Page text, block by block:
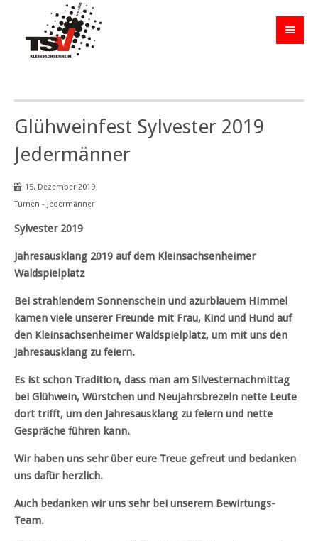
Glühweinfest Sylvester 2019
Jedermänner
15. Dezember 2019
Turnen - Jedermänner
Sylvester 2019
Jahresausklang 2019 auf dem Kleinsachsenheimer
Waldspielplatz
Bei strahlendem Sonnenschein und azurblauem Himmel
kamen viele unserer Freunde mit Frau, Kind und Hund auf
den Kleinsachsenheimer Waldspielplatz, um mit uns den
Jahresausklang zu feiern.
Es ist schon Tradition, dass man am Silvesternachmittag
bei Glühwein, Würstchen und Neujahrsbrezeln nette Leute
dort trifft, um den Jahresausklang zu feiern und nette
Gespräche führen kann.
Wir haben uns sehr über eure Treue gefreut und bedanken
uns dafür herzlich.
Auch bedanken wir uns sehr bei unserem Bewirtungs-
Team.